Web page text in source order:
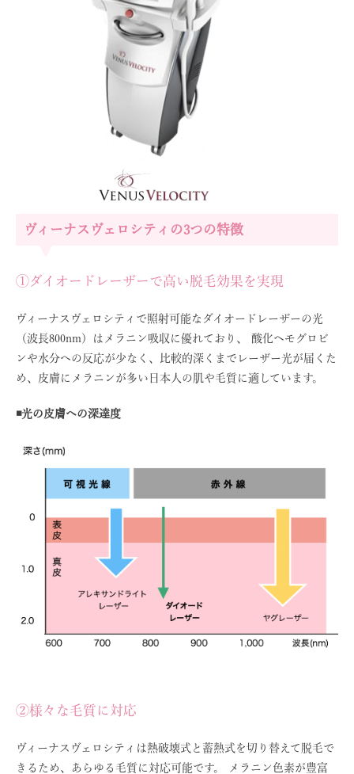
ヴィーナスヴェロシティの3つの特徴
①ダイオードレーザーで高い脱毛効果を実現
ヴィーナスヴェロシティで照射可能なダイオードレーザーの光
（波長800nm）はメラニン吸収に優れており、 酸化ヘモグロビ
ンや水分への反応が少なく、比較的深くまでレーザー光が届くた
め、皮膚にメラニンが多い日本人の肌や毛質に適しています。
◾️光の皮膚への深達度
②様々な毛質に対応
ヴィーナスヴェロシティは熱破壊式と蓄熱式を切り替えて脱毛で
きるため、あらゆる毛質に対応可能です。 メラニン色素が豊富